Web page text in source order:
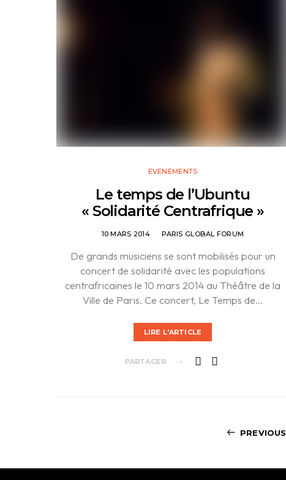
EVENEMENTS
Le temps de l’Ubuntu
« Solidarité Centrafrique »
10 MARS 2014 PARIS GLOBAL FORUM
De grands musiciens se sont mobilisés pour un
concert de solidarité avec les populations
centrafricaines le 10 mars 2014 au Théâtre de la
Ville de Paris. Ce concert, Le Temps de…
LIRE L'ARTICLE
PARTAGER
PREVIOUS